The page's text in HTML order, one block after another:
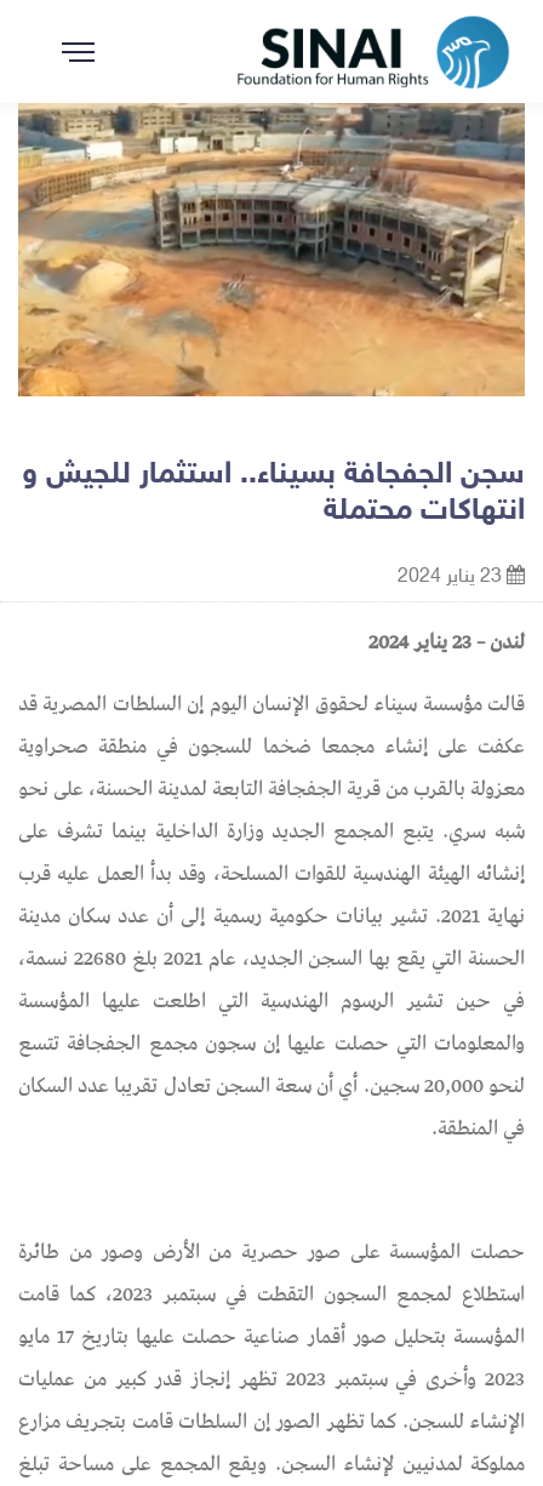
سجن الجفجافة بسيناء.. استثمار للجيش و
انتهاكات محتملة
لندن – 23 يناير 2024
قالت مؤسسة سيناء لحقوق الإنسان اليوم إن السلطات المصرية قد
عكفت على إنشاء مجمعا ضخما للسجون في منطقة صحراوية
معزولة بالقرب من قرية الجفجافة التابعة لمدينة الحسنة، على نحو
شبه سري. يتبع المجمع الجديد وزارة الداخلية بينما تشرف على
إنشائه الهيئة الهندسية للقوات المسلحة، وقد بدأ العمل عليه قرب
نهاية 2021. تشير بيانات حكومية رسمية إلى أن عدد سكان مدينة
الحسنة التي يقع بها السجن الجديد، عام 2021 بلغ 22680 نسمة،
في حين تشير الرسوم الهندسية التي اطلعت عليها المؤسسة
والمعلومات التي حصلت عليها إن سجون مجمع الجفجافة تتسع
لنحو 20,000 سجين. أي أن سعة السجن تعادل تقريبا عدد السكان
في المنطقة.
حصلت المؤسسة على صور حصرية من الأرض وصور من طائرة
استطلاع لمجمع السجون التقطت في سبتمبر 2023، كما قامت
المؤسسة بتحليل صور أقمار صناعية حصلت عليها بتاريخ 17 مايو
2023 وأخرى في سبتمبر 2023 تظهر إنجاز قدر كبير من عمليات
الإنشاء للسجن. كما تظهر الصور إن السلطات قامت بتجريف مزارع
مملوكة لمدنيين لإنشاء السجن. ويقع المجمع على مساحة تبلغ